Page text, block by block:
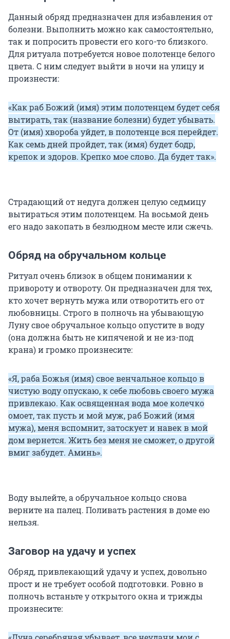
Данный обряд предназначен для избавления от
болезни. Выполнить можно как самостоятельно,
так и попросить провести его кого-то близкого.
Для ритуала потребуется новое полотенце белого
цвета. С ним следует выйти в ночи на улицу и
произнести:
«Как раб Божий (имя) этим полотенцем будет себя
вытирать, так (название болезни) будет убывать.
От (имя) хвороба уйдет, в полотенце вся перейдет.
Как семь дней пройдет, так (имя) будет бодр,
крепок и здоров. Крепко мое слово. Да будет так».
Страдающий от недуга должен целую седмицу
вытираться этим полотенцем. На восьмой день
его надо закопать в безлюдном месте или сжечь.
Обряд на обручальном кольце
Ритуал очень близок в общем понимании к
привороту и отвороту. Он предназначен для тех,
кто хочет вернуть мужа или отворотить его от
любовницы. Строго в полночь на убывающую
Луну свое обручальное кольцо опустите в воду
(она должна быть не кипяченой и не из-под
крана) и громко произнесите:
«Я, раба Божья (имя) свое венчальное кольцо в
чистую воду опускаю, к себе любовь своего мужа
привлекаю. Как освященная вода мое колечко
омоет, так пусть и мой муж, раб Божий (имя
мужа), меня вспомнит, затоскует и навек в мой
дом вернется. Жить без меня не сможет, о другой
вмиг забудет. Аминь».
Воду вылейте, а обручальное кольцо снова
верните на палец. Поливать растения в доме ею
нельзя.
Заговор на удачу и успех
Обряд, привлекающий удачу и успех, довольно
прост и не требует особой подготовки. Ровно в
полночь встаньте у открытого окна и трижды
произнесите: